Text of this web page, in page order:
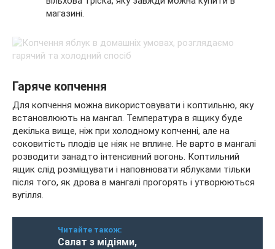
магазині.
Гаряче копчення
Для копчення можна використовувати і коптильню, яку
встановлюють на мангал. Температура в ящику буде
декілька вище, ніж при холодному копченні, але на
соковитість плодів це ніяк не вплине. Не варто в мангалі
розводити занадто інтенсивний вогонь. Коптильний
ящик слід розміщувати і наповнювати яблуками тільки
після того, як дрова в мангалі прогорять і утворюються
вугілля.
Читайте також:
Салат з мідіями,